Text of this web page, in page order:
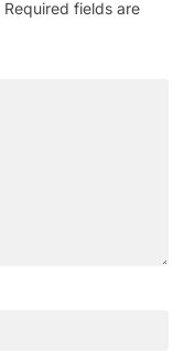
Required fields are